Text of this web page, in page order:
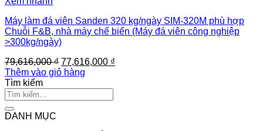
Máy làm đá viên Sanden 320 kg/ngày SIM-320M phù hợp
Chuỗi F&B, nhà máy chế biến (Máy đá viên công nghiệp
>300kg/ngày)
79,616,000₫ Giá
gốc
77,616,000 ₫
Thêm vào giỏ hàng
Tìm kiếm
Tìm
kiếm:
DANH MỤC